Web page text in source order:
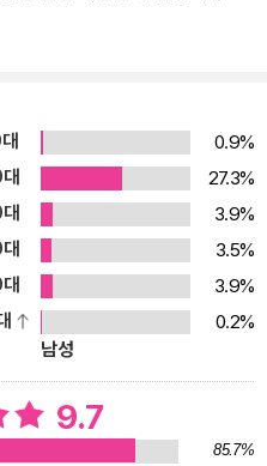
여 1분 1초가 아까운 수험생들
간에 취득할
만 골라 161개의 섹션, 537개의
시간이 없는 수험생을 위해 지
문제 중 66.4%가 출제된 부
션 58가지〉로 정리하였습니다.
은 비효율적입니다. ‘전문가의
“지금 이 내용을 왜 공부 하는
을 이해하는데 더 효율적인 방
도하는 것처럼 친절한 가이드라
0.9%
27.3%
3.9%
3.5%
3.9%
0.2%
남성
9.7
85.7%